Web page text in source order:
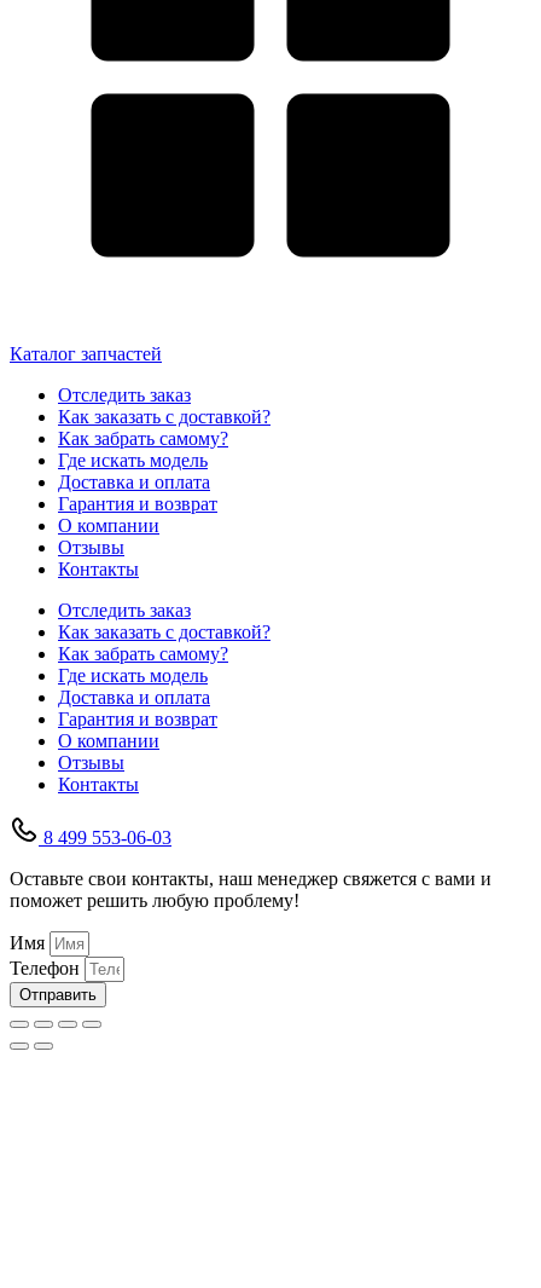
Каталог запчастей
Отследить заказ
Как заказать с доставкой?
Как забрать самому?
Где искать модель
Доставка и оплата
Гарантия и возврат
О компании
Отзывы
Контакты
Отследить заказ
Как заказать с доставкой?
Как забрать самому?
Где искать модель
Доставка и оплата
Гарантия и возврат
О компании
Отзывы
Контакты
8 499 553-06-03
Оставьте свои контакты, наш менеджер свяжется с вами и
поможет решить любую проблему!
Имя
Телефон
Отправить